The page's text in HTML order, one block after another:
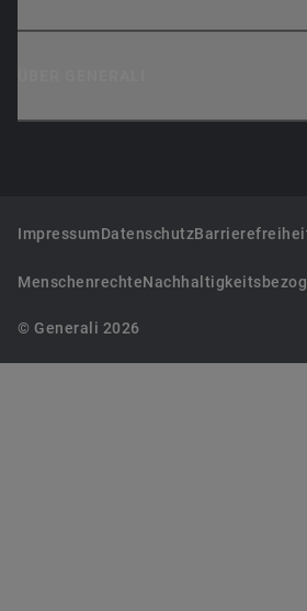
ImpressumDatenschutz
Menschenrechte
© Generali 2026